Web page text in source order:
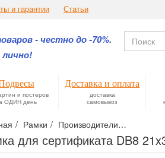
и гарантии Статьи
- честно до -70%.
и постеров
ОДИН день
Доставка и оплата
доставка
самовывоз
Рамки Производители
для сертификата DB8